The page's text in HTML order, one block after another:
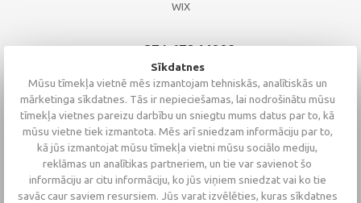
WIX
+371 67244008
+371 67271055
+371 26002793
Sīkdatnes
Mūsu tīmekļa vietnē mēs izmantojam tehniskās, analītiskās un
mārketinga sīkdatnes. Tās ir nepieciešamas, lai nodrošinātu mūsu
tīmekļa vietnes pareizu darbību un sniegtu mums datus par to, kā
mūsu vietne tiek izmantota. Mēs arī sniedzam informāciju par to,
kā jūs izmantojat mūsu tīmekļa vietni mūsu sociālo mediju,
reklāmas un analītikas partneriem, un tie var savienot šo
informāciju ar citu informāciju, ko jūs viņiem sniedzat vai ko tie
savāc caur saviem resursiem. Jūs varat izvēlēties, kuras sīkdatnes